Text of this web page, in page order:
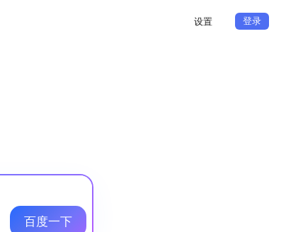
设置 登录
百度一下